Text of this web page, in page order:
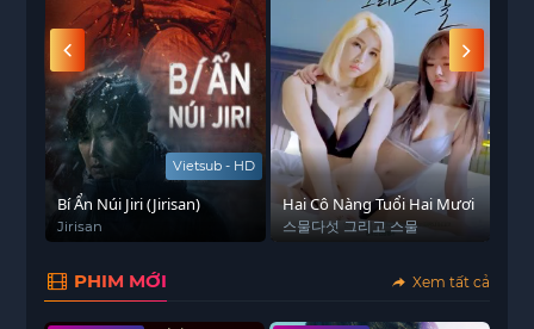
giá trị con người bị chà đạp vì lòng tham và sự vô
cảm. Bộ phim khiến người xem phải suy ngẫm
sâu sắc về lòng trắc ẩn, sự dũng cảm và nỗi đau
của những nạn nhân vô tội.
Dưới bàn tay đạo diễn tài ba, tác phẩm không chỉ
mang đến những cảnh quay nghẹt thở, những
pha hành động hồi hộp mà còn là bản cáo trạng
mạnh mẽ lên án tội ác đang âm thầm diễn ra.
cộng lớn giúp
nhận được nhiều đánh
Vietsub - HD
Bí Ẩn Núi Jiri (Jirisan)
Jirisan
Hai Cô Nàng Tuổi Hai Mươi
스물다섯 그리고 스물
PHIM MỚI Xem tất cả